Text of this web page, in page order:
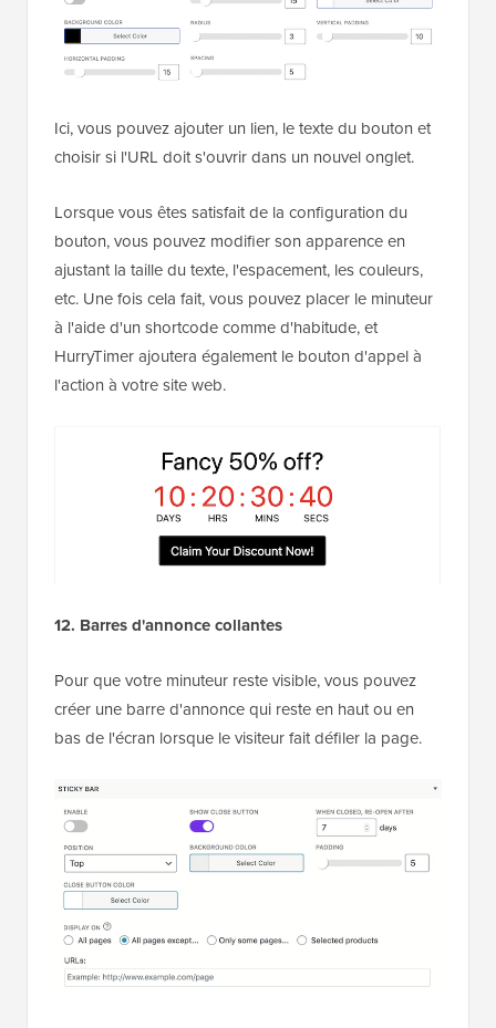
Ici, vous pouvez ajouter un lien, le texte du bouton et
choisir si l'URL doit s'ouvrir dans un nouvel onglet.
Lorsque vous êtes satisfait de la configuration du
bouton, vous pouvez modifier son apparence en
ajustant la taille du texte, l'espacement, les couleurs,
etc. Une fois cela fait, vous pouvez placer le minuteur
à l'aide d'un shortcode comme d'habitude, et
HurryTimer ajoutera également le bouton d'appel à
l'action à votre site web.
12. Barres d'annonce collantes
Pour que votre minuteur reste visible, vous pouvez
créer une barre d'annonce qui reste en haut ou en
bas de l'écran lorsque le visiteur fait défiler la page.